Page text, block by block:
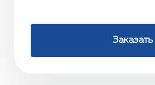
Заказать